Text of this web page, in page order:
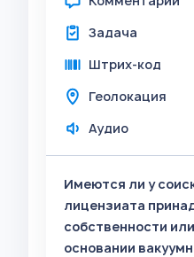
Задача
Штрих-код
Геолокация
Аудио
Имеются ли у
лицензиата
собственности
основании